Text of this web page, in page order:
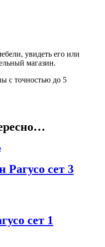
увидеть его или
магазин.
с точностью до 5
сет 3
сет 1